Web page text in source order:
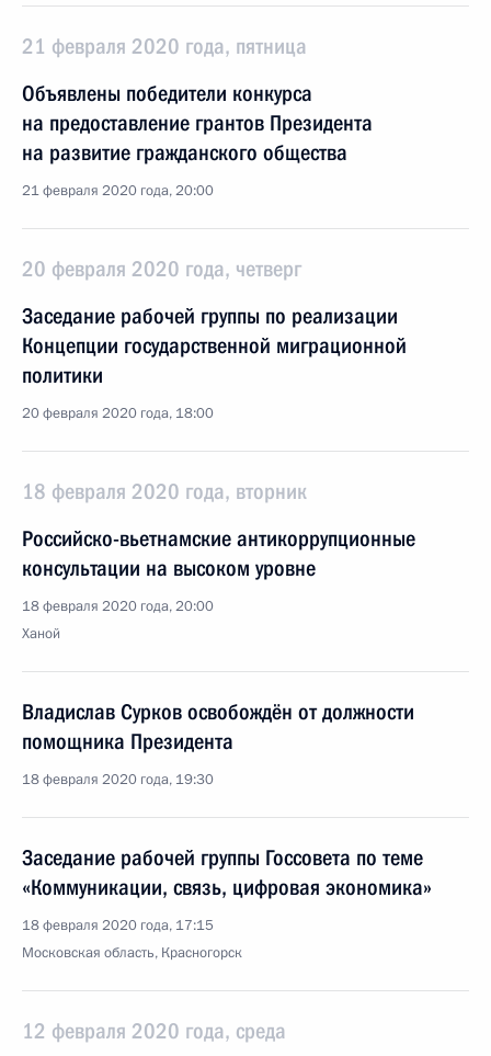
21 февраля 2020 года, пятница
Объявлены победители конкурса
на предоставление грантов Президента
на развитие гражданского общества
21 февраля 2020 года, 20:00
20 февраля 2020 года, четверг
Заседание рабочей группы по реализации
Концепции государственной миграционной
политики
20 февраля 2020 года, 18:00
18 февраля 2020 года, вторник
Российско-вьетнамские антикоррупционные
консультации на высоком уровне
18 февраля 2020 года, 20:00
Ханой
Владислав Сурков освобождён от должности
помощника Президента
18 февраля 2020 года, 19:30
Заседание рабочей группы Госсовета по теме
«Коммуникации, связь, цифровая экономика»
18 февраля 2020 года, 17:15
Московская область, Красногорск
12 февраля 2020 года, среда